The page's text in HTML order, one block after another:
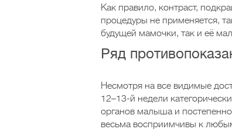
Как правило, контраст,
процедуры не применяется,
будущей мамочки, так и её
Ряд
Несмотря на все видимые
12–13-й недели
органов малыша и
весьма восприимчивы к